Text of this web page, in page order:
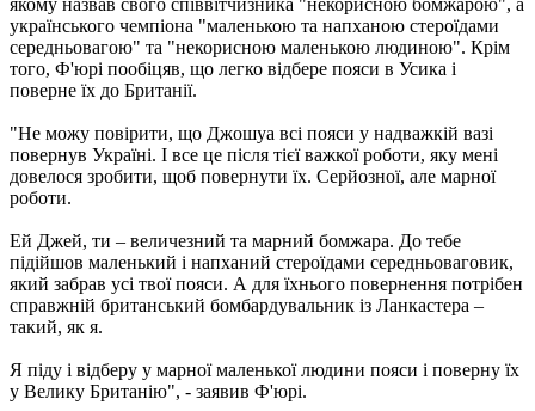
українського чемпіона "маленькою та напханою стероїдами
середньовагою" та "некорисною маленькою людиною". Крім
того, Ф'юрі пообіцяв, що легко відбере пояси в Усика і
поверне їх до Британії.
"Не можу повірити, що Джошуа всі пояси у надважкій вазі
повернув Україні. І все це після тієї важкої роботи, яку мені
довелося зробити, щоб повернути їх. Серйозної, але марної
роботи.
Ей Джей, ти – величезний та марний бомжара. До тебе
підійшов маленький і напханий стероїдами середньоваговик,
який забрав усі твої пояси. А для їхнього повернення потрібен
справжній британський бомбардувальник із Ланкастера –
такий, як я.
Я піду і відберу у марної маленької людини пояси і поверну їх
у Велику Британію", - заявив Ф'юрі.